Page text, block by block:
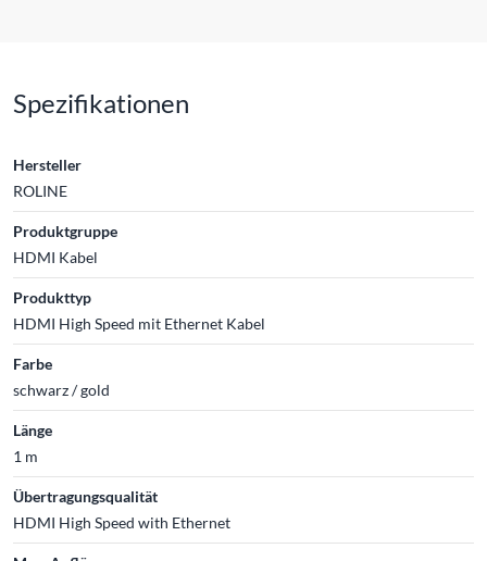
Spezifikationen
Hersteller
ROLINE
Produktgruppe
HDMI Kabel
Produkttyp
HDMI High Speed mit Ethernet Kabel
Farbe
schwarz / gold
Länge
1 m
Übertragungsqualität
HDMI High Speed with Ethernet